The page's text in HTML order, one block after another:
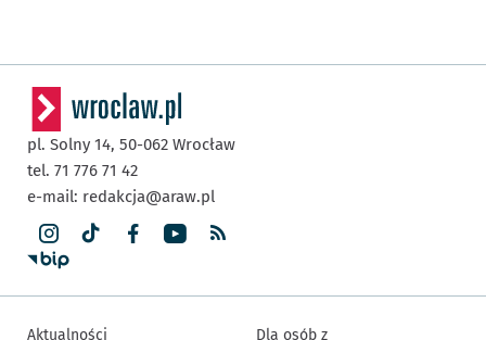
pl. Solny 14, 50-062 Wrocław
tel. 71 776 71 42
e-mail: redakcja@araw.pl
Aktualności Dla osób z